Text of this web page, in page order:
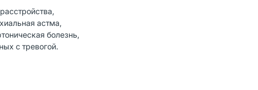
астма,
болезнь,
с тревогой.